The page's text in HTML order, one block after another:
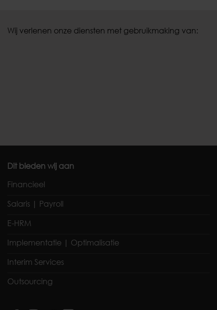
Wij verlenen onze diensten met gebruikmaking van:
Dit bieden wij aan
Financieel
Salaris | Payroll
E-HRM
Implementatie | Optimalisatie
Interim Services
Outsourcing